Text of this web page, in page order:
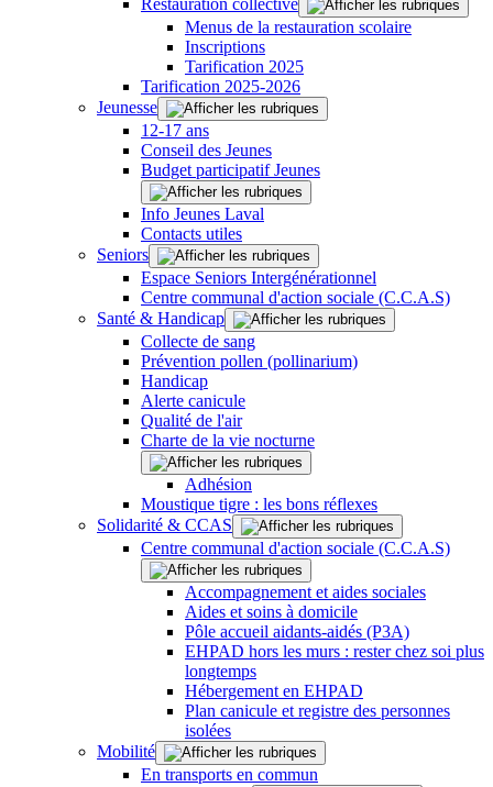
Restauration collective
Menus de la restauration scolaire
Inscriptions
Tarification 2025
Tarification 2025-2026
Jeunesse
12-17 ans
Conseil des Jeunes
Budget participatif Jeunes
Info Jeunes Laval
Contacts utiles
Seniors
Espace Seniors Intergénérationnel
Centre communal d'action sociale (C.C.A.S)
Santé & Handicap
Collecte de sang
Prévention pollen (pollinarium)
Handicap
Alerte canicule
Qualité de l'air
Charte de la vie nocturne
Adhésion
Moustique tigre : les bons réflexes
Solidarité & CCAS
Centre communal d'action sociale (C.C.A.S)
Accompagnement et aides sociales
Aides et soins à domicile
Pôle accueil aidants-aidés (P3A)
EHPAD hors les murs : rester chez soi plus
longtemps
Hébergement en EHPAD
Plan canicule et registre des personnes
isolées
Mobilité
En transports en commun